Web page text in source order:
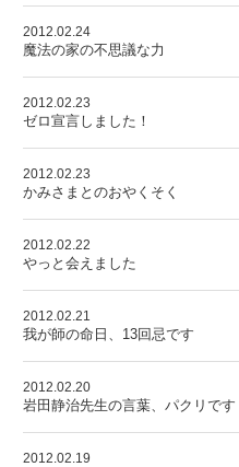
2012.02.24
魔法の家の不思議な力
2012.02.23
ゼロ宣言しました！
2012.02.23
かみさまとのおやくそく
2012.02.22
やっと会えました
2012.02.21
我が師の命日、13回忌です
2012.02.20
岩田静治先生の言葉、パクリです
2012.02.19